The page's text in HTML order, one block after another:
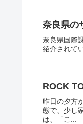
奈良県の
奈良県国際
紹介されて
ROCK
昨日の夕方
態で、少し
は、「こ...